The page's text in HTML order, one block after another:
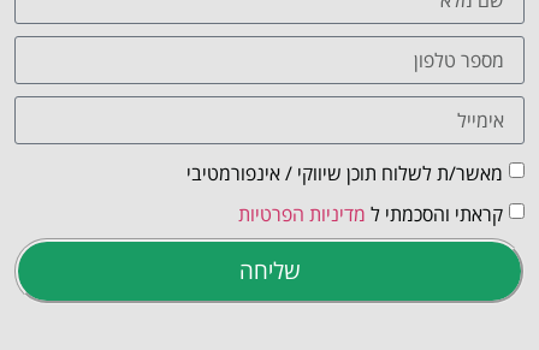
מאשר/ת לשלוח תוכן שיווקי / אינפורמטיבי
קראתי והסכמתי ל מדיניות הפרטיות
שליחה